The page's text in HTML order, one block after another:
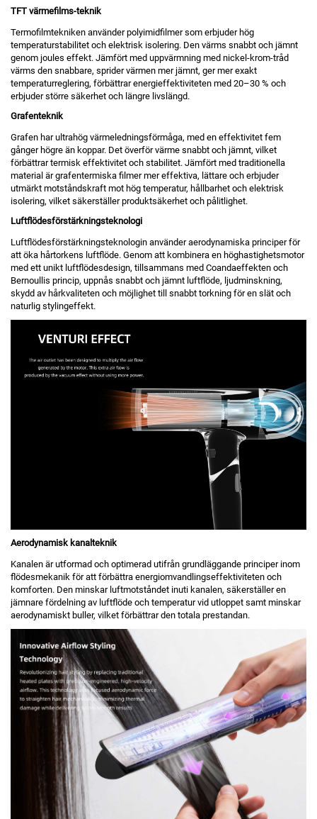
TFT värmefilms-teknik
Termofilmtekniken använder polyimidfilmer som erbjuder hög
temperaturstabilitet och elektrisk isolering. Den värms snabbt och jämnt
genom joules effekt. Jämfört med uppvärmning med nickel-krom-tråd
värms den snabbare, sprider värmen mer jämnt, ger mer exakt
temperaturreglering, förbättrar energieffektiviteten med 20–30 % och
erbjuder större säkerhet och längre livslängd.
Grafenteknik
Grafen har ultrahög värmeledningsförmåga, med en effektivitet fem
gånger högre än koppar. Det överför värme snabbt och jämnt, vilket
förbättrar termisk effektivitet och stabilitet. Jämfört med traditionella
material är grafentermiska filmer mer effektiva, lättare och erbjuder
utmärkt motståndskraft mot hög temperatur, hållbarhet och elektrisk
isolering, vilket säkerställer produktsäkerhet och pålitlighet.
Luftflödesförstärkningsteknologi
Luftflödesförstärkningsteknologin använder aerodynamiska principer för
att öka hårtorkens luftflöde. Genom att kombinera en höghastighetsmotor
med ett unikt luftflödesdesign, tillsammans med Coandaeffekten och
Bernoullis princip, uppnås snabbt och jämnt luftflöde, ljudminskning,
skydd av hårkvaliteten och möjlighet till snabbt torkning för en slät och
naturlig stylingeffekt.
Aerodynamisk kanalteknik
Kanalen är utformad och optimerad utifrån grundläggande principer inom
flödesmekanik för att förbättra energiomvandlingseffektiviteten och
komforten. Den minskar luftmotståndet inuti kanalen, säkerställer en
jämnare fördelning av luftflöde och temperatur vid utloppet samt minskar
aerodynamiskt buller, vilket förbättrar den totala prestandan.